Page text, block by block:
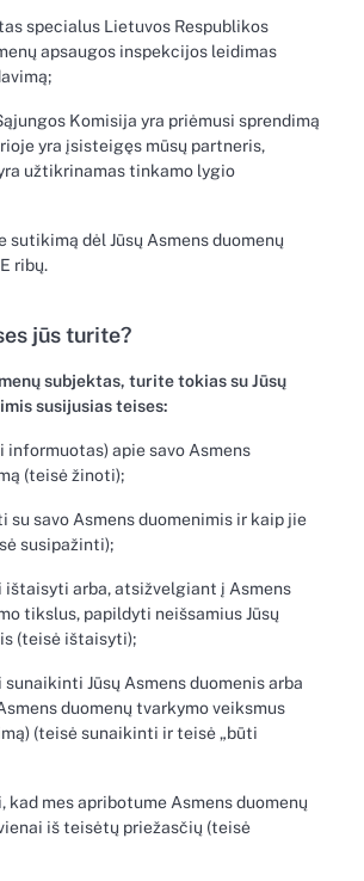
specialus Lietuvos Respublikos
apsaugos inspekcijos leidimas
Komisija yra priėmusi sprendimą
yra įsisteigęs mūsų partneris,
užtikrinamas tinkamo lygio
sutikimą dėl Jūsų Asmens duomenų
ribų.
jūs turite?
subjektas, turite tokias su Jūsų
susijusias teises:
informuotas) apie savo Asmens
(teisė žinoti);
su savo Asmens duomenimis ir kaip jie
susipažinti);
ištaisyti arba, atsižvelgiant į Asmens
tikslus, papildyti neišsamius Jūsų
(teisė ištaisyti);
Jūsų Asmens duomenis arba
duomenų tvarkymo veiksmus
(teisė sunaikinti ir teisė „būti
kad mes apribotume Asmens duomenų
iš teisėtų priežasčių (teisė